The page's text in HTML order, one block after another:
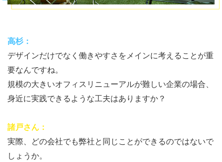
高杉：
デザインだけでなく働きやすさをメインに考えることが重
要なんですね。
規模の大きいオフィスリニューアルが難しい企業の場合、
身近に実践できるような工夫はありますか？
諸戸さん：
実際、どの会社でも弊社と同じことができるのではないで
しょうか。